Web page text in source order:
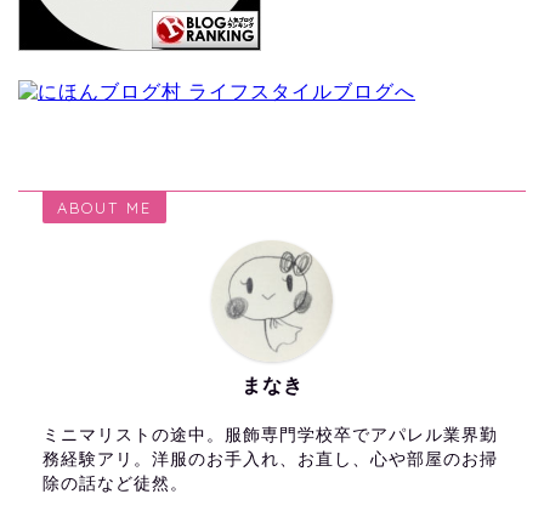
ABOUT ME
まなき
ミニマリストの途中。服飾専門学校卒でアパレル業界勤
務経験アリ。洋服のお手入れ、お直し、心や部屋のお掃
除の話など徒然。